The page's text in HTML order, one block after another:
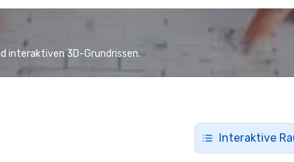
interaktiven 3D-Grundrissen.
Interaktive